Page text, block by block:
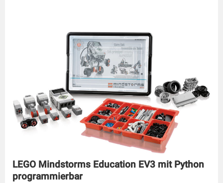
LEGO Mindstorms Education EV3 mit Python
programmierbar